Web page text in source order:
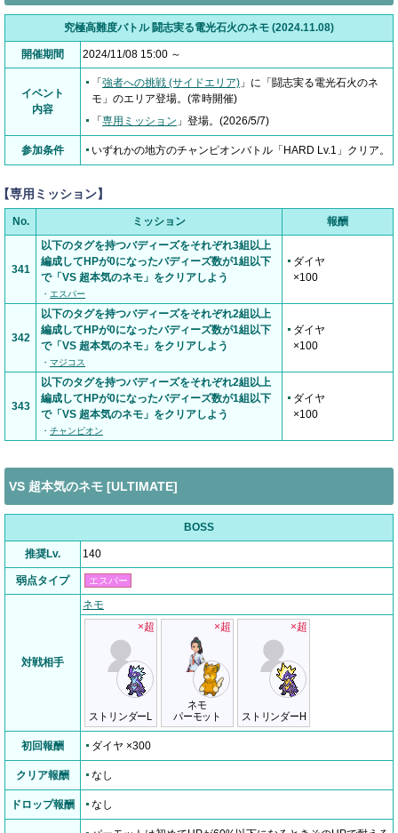
究極高難度バトル 闘志実る電光石火のネモ (2024.11.08)
開催期間 2024/11/08 15:00 ～
イベント
内容
「 強者への挑戦 (サイドエリア) 」に「闘志実る電光石火のネ
モ」のエリア登場。(常時開催)
「 専用ミッション 」登場。(2026/5/7)
参加条件 いずれかの地方のチャンピオンバトル「HARD Lv.1」クリア。
専用ミッション】
No. ミッション 報酬
341
以下のタグを持つバディーズをそれぞれ3組以上
編成してHPが0になったバディーズ数が1組以下
で「VS 超本気のネモ」をクリアしよう
・ エスパー
ダイヤ
×100
342
以下のタグを持つバディーズをそれぞれ2組以上
編成してHPが0になったバディーズ数が1組以下
で「VS 超本気のネモ」をクリアしよう
・ マジコス
ダイヤ
×100
343
以下のタグを持つバディーズをそれぞれ2組以上
編成してHPが0になったバディーズ数が1組以下
で「VS 超本気のネモ」をクリアしよう
・ チャンピオン
ダイヤ
×100
VS 超本気のネモ [ULTIMATE]
BOSS
推奨Lv. 140
弱点タイプ エスパー
対戦相手
ネモ
ストリンダーL
×超
ネモ
パーモット
×超
ストリンダーH
×超
初回報酬 ダイヤ ×300
クリア報酬 なし
ドロップ報酬 なし